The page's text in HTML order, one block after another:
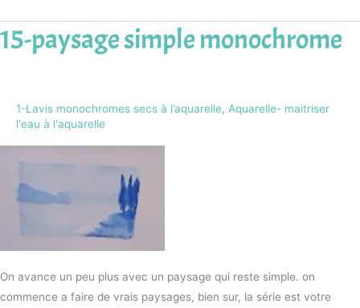
15-paysage simple monochrome
1-Lavis monochromes secs à l’aquarelle, Aquarelle- maitriser
l'eau à l'aquarelle
On avance un peu plus avec un paysage qui reste simple. on
commence a faire de vrais paysages, bien sur, la série est votre
15-
paysage